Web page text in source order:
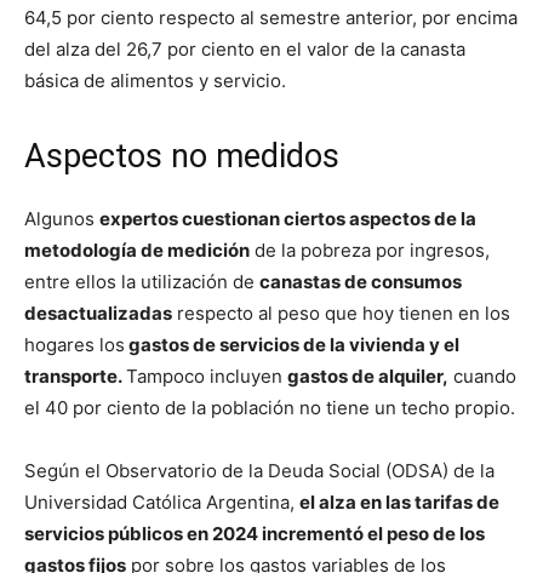
64,5 por ciento respecto al semestre anterior, por encima
del alza del 26,7 por ciento en el valor de la canasta
básica de alimentos y servicio.
Aspectos no medidos
Algunos expertos cuestionan ciertos aspectos de la
metodología de medición de la pobreza por ingresos,
entre ellos la utilización de canastas de consumos
desactualizadas respecto al peso que hoy tienen en los
hogares los gastos de servicios de la vivienda y el
transporte.Tampoco incluyen gastos de alquiler, cuando
el 40 por ciento de la población no tiene un techo propio.
Según el Observatorio de la Deuda Social (ODSA) de la
Universidad Católica Argentina, el alza en las tarifas de
servicios públicos en 2024 incrementó el peso de los
gastos fijos por sobre los gastos variables de los